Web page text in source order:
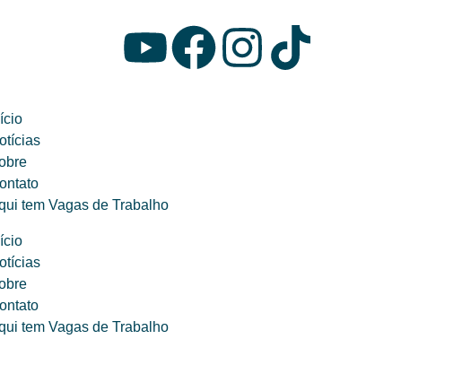
tem Vagas de Trabalho
tem Vagas de Trabalho